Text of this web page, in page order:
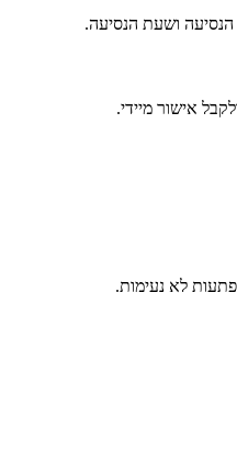
ושעת הנסיעה.
אישור מיידי.
לא נעימות.